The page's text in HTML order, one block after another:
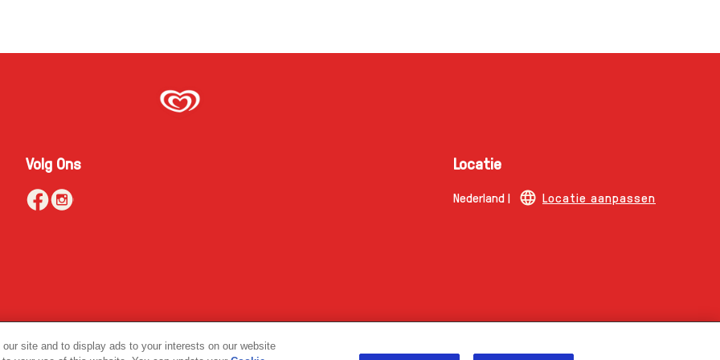
Volg Ons Locatie
Nederland | Locatie aanpassen
Nederland.
site and to display ads to your interests on our website